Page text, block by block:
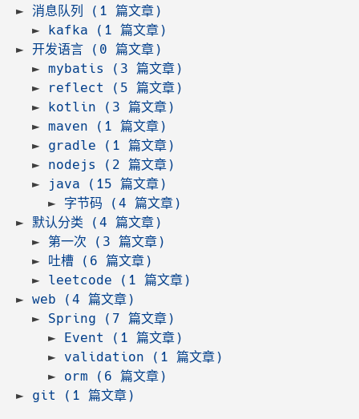
消息队列 (1 篇文章)
kafka (1 篇文章)
开发语言 (0 篇文章)
mybatis (3 篇文章)
reflect (5 篇文章)
kotlin (3 篇文章)
maven (1 篇文章)
gradle (1 篇文章)
nodejs (2 篇文章)
java (15 篇文章)
字节码 (4 篇文章)
默认分类 (4 篇文章)
第一次 (3 篇文章)
吐槽 (6 篇文章)
leetcode (1 篇文章)
web (4 篇文章)
Spring (7 篇文章)
Event (1 篇文章)
validation (1 篇文章)
orm (6 篇文章)
git (1 篇文章)